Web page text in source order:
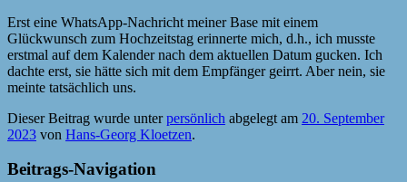
Erst eine WhatsApp-Nachricht meiner Base mit einem
Glückwunsch zum Hochzeitstag erinnerte mich, d.h., ich musste
erstmal auf dem Kalender nach dem aktuellen Datum gucken. Ich
dachte erst, sie hätte sich mit dem Empfänger geirrt. Aber nein, sie
meinte tatsächlich uns.
Dieser Beitrag wurde unterpersönlich abgelegt am 20. September
2023 von Hans-Georg Kloetzen.
Beitrags-Navigation